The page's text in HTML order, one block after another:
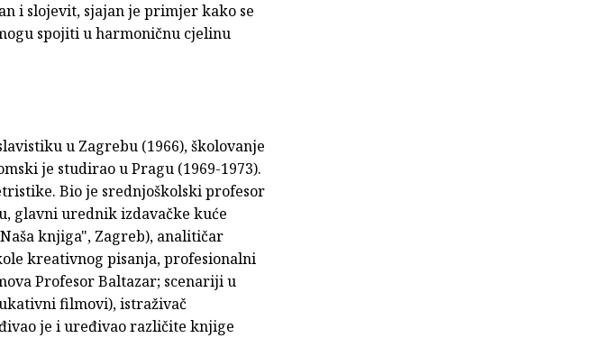
i slojevit, sjajan je primjer kako se
spojiti u harmoničnu cjelinu
u Zagrebu (1966), školovanje
je studirao u Pragu (1969-1973).
Bio je srednjoškolski profesor
glavni urednik izdavačke kuće
knjiga", Zagreb), analitičar
kreativnog pisanja, profesionalni
Profesor Baltazar; scenariji u
filmovi), istraživač
je i uređivao različite knjige